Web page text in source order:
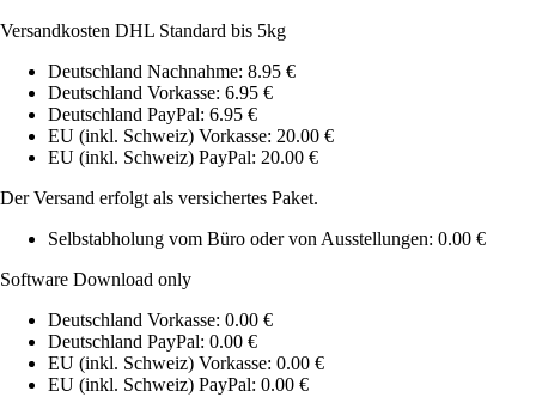
Versandkosten DHL Standard bis 5kg
Deutschland Nachnahme: 8.95 €
Deutschland Vorkasse: 6.95 €
Deutschland PayPal: 6.95 €
EU (inkl. Schweiz) Vorkasse: 20.00 €
EU (inkl. Schweiz) PayPal: 20.00 €
Der Versand erfolgt als versichertes Paket.
Selbstabholung vom Büro oder von Ausstellungen: 0.00 €
Software Download only
Deutschland Vorkasse: 0.00 €
Deutschland PayPal: 0.00 €
EU (inkl. Schweiz) Vorkasse: 0.00 €
EU (inkl. Schweiz) PayPal: 0.00 €